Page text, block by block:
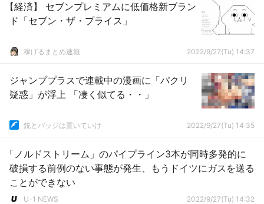
【経済】 セブンプレミアムに低価格新ブラン
ド「セブン・ザ・プライス」
稼げるまとめ速報 2022/9/27(Tu) 14:37
ジャンププラスで連載中の漫画に「パクリ
疑惑」が浮上 「凄く似てる・・」
銃とバッジは置いていけ 2022/9/27(Tu) 14:35
「ノルドストリーム」のパイプライン3本が同時多発的に
破損する前例のない事態が発生、もうドイツにガスを送る
ことができない
U-1 NEWS 2022/9/27(Tu) 14:32